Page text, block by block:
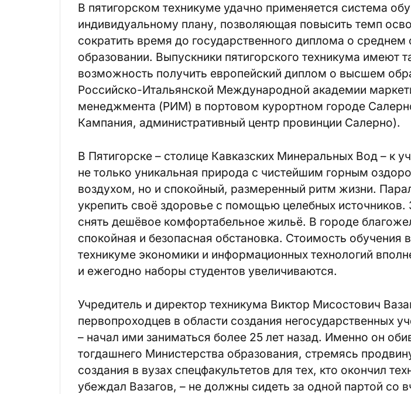
В пятигорском техникуме удачно применяется система
индивидуальному плану, позволяющая повысить темп
сократить время до государственного диплома о среднем
образовании. Выпускники пятигорского техникума имеют
возможность получить европейский диплом о высшем
Российско-Итальянской Международной академии
менеджмента (РИМ) в портовом курортном городе
Кампания, административный центр провинции Салерно).
В Пятигорске – столице Кавказских Минеральных Вод – к
не только уникальная природа с чистейшим горным
воздухом, но и спокойный, размеренный ритм жизни.
укрепить своё здоровье с помощью целебных источников.
снять дешёвое комфортабельное жильё. В городе
спокойная и безопасная обстановка. Стоимость обучения
техникуме экономики и информационных технологий
и ежегодно наборы студентов увеличиваются.
Учредитель и директор техникума Виктор Мисостович
первопроходцев в области создания негосударственных
– начал ими заниматься более 25 лет назад. Именно он
тогдашнего Министерства образования, стремясь
создания в вузах спецфакультетов для тех, кто окончил
убеждал Вазагов, – не должны сидеть за одной партой со